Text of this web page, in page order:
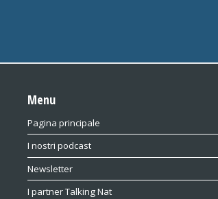
Menu
Pagina principale
I nostri podcast
Newsletter
I partner Talking Nat